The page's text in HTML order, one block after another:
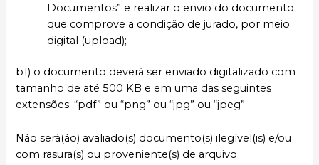
Documentos” e realizar o envio do documento
que comprove a condição de jurado, por meio
digital (upload);
b1) o documento deverá ser enviado digitalizado com
tamanho de até 500 KB e em uma das seguintes
extensões: “pdf” ou “png” ou “jpg” ou “jpeg”.
Não será(ão) avaliado(s) documento(s) ilegível(is) e/ou
com rasura(s) ou proveniente(s) de arquivo